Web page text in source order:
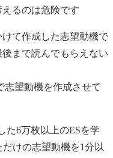
るのは危険です
て作成した志望動機で
まで読んでもらえない
志望動機を作成させて
た6万枚以上のESを学
だけの志望動機を1分以